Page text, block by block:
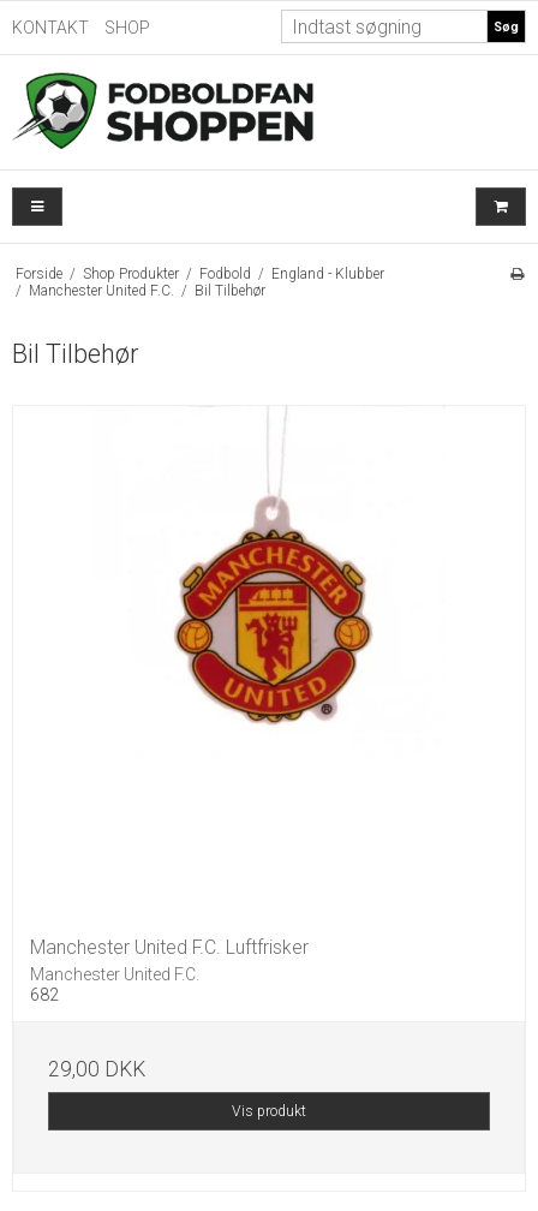
KONTAKT SHOP Søg
Forside / Shop Produkter / Fodbold / England - Klubber
/ Manchester United F.C. / Bil Tilbehør
Bil Tilbehør
Manchester United F.C. Luftfrisker
Manchester United F.C.
682
29,00 DKK
Vis produkt